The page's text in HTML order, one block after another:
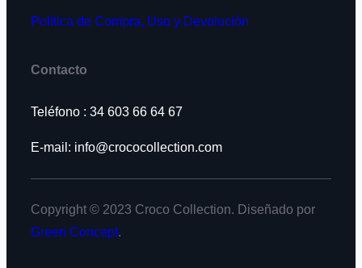
Política de Compra, Uso y Devolución
Contacto
Teléfono : 34 603 66 64 67
E-mail: info@crococollection.com
Copyright © 2023 Croco Collection. Diseñado por
Green Concept.